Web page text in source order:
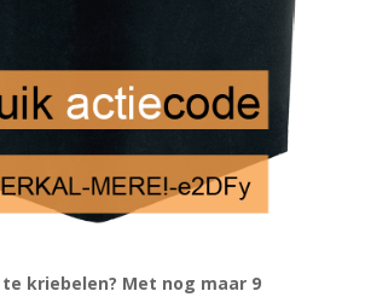
kriebelen? Met nog maar 9